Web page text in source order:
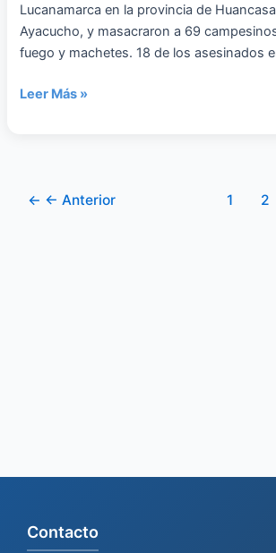
Lucanamarca en la provincia de
Ayacucho, y masacraron a 69
fuego y machetes. 18 de los asesinados
Leer Más »
← ← Anterior 1 2
Contacto